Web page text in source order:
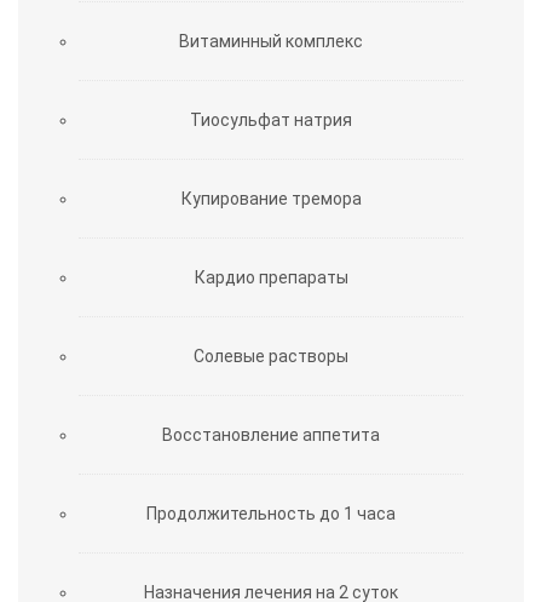
Витаминный комплекс
Тиосульфат натрия
Купирование тремора
Кардио препараты
Солевые растворы
Восстановление аппетита
Продолжительность до 1 часа
Назначения лечения на 2 суток